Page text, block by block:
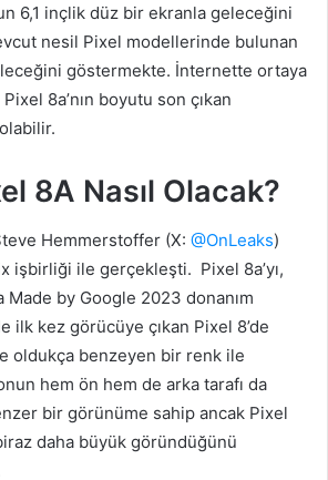
6,1 inçlik düz bir ekranla geleceğini
nesil Pixel modellerinde bulunan
göstermekte. İnternette ortaya
8a’nın boyutu son çıkan
8A Nasıl Olacak?
Hemmerstoffer (X: @OnLeaks)
işbirliği ile gerçekleşti. Pixel 8a’yı,
by Google 2023 donanım
ilk kez görücüye çıkan Pixel 8’de
oldukça benzeyen bir renk ile
hem ön hem de arka tarafı da
bir görünüme sahip ancak Pixel
daha büyük göründüğünü